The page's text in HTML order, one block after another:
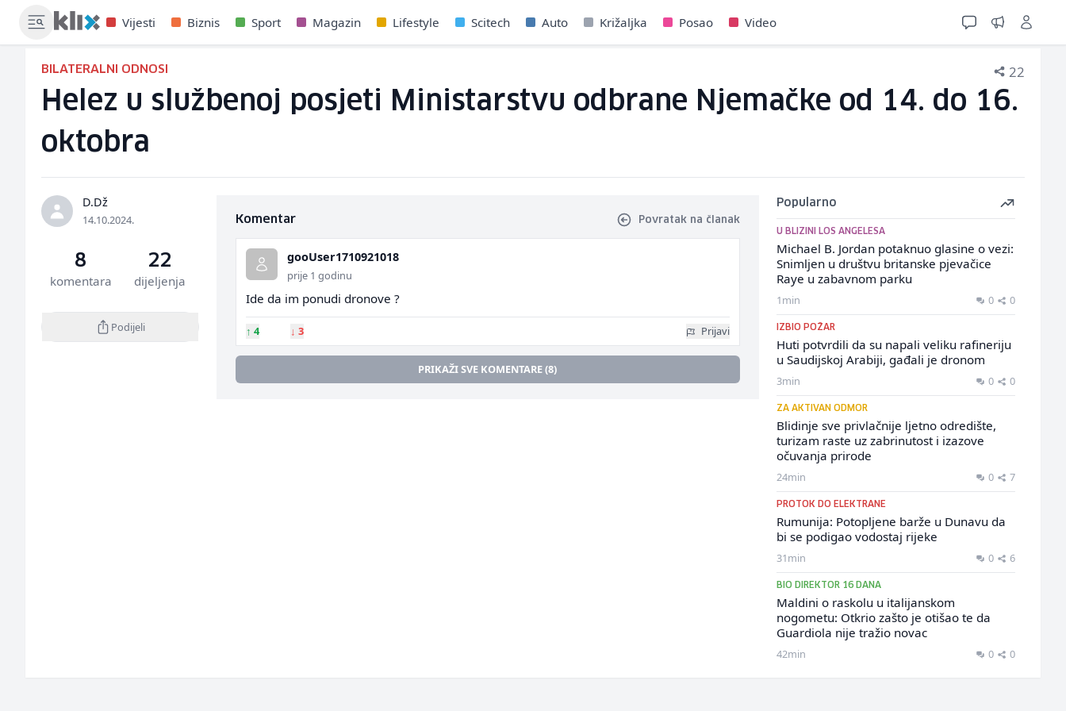
Vijesti Biznis Sport Magazin Lifestyle Scitech Auto Križaljka Posao Video
BILATERALNI ODNOSI 22
Helez u službenoj posjeti Ministarstvu odbrane Njemačke od 14. do 16.
oktobra
D.Dž
14.10.2024.
8
komentara
22
dijeljenja
Podijeli
Komentar Povratak na članak
gooUser1710921018
prije 1 godinu
Ide da im ponudi dronove ?
↑ 4 ↓ 3 Prijavi
PRIKAŽI SVE KOMENTARE (8)
Popularno
U BLIZINI LOS ANGELESA
Michael B. Jordan potaknuo glasine o vezi:
Snimljen u društvu britanske pjevačice
Raye u zabavnom parku
1min 0 0
IZBIO POŽAR
Huti potvrdili da su napali veliku rafineriju
u Saudijskoj Arabiji, gađali je dronom
3min 0 0
ZA AKTIVAN ODMOR
Blidinje sve privlačnije ljetno odredište,
turizam raste uz zabrinutost i izazove
očuvanja prirode
24min 0 7
PROTOK DO ELEKTRANE
Rumunija: Potopljene barže u Dunavu da
bi se podigao vodostaj rijeke
31min 0 6
BIO DIREKTOR 16 DANA
Maldini o raskolu u italijanskom
nogometu: Otkrio zašto je otišao te da
Guardiola nije tražio novac
42min 0 0